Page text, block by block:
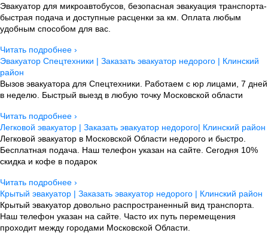
Эвакуатор для микроавтобусов, безопасная эвакуация транспорта-
быстрая подача и доступные расценки за км. Оплата любым
удобным способом для вас.
Читать подробнее ›
Эвакуатор Спецтехники | Заказать эвакуатор недорого | Клинский
район
Вызов эвакуатора для Спецтехники. Работаем с юр лицами, 7 дней
в неделю. Быстрый выезд в любую точку Московской области
Читать подробнее ›
Легковой эвакуатор | Заказать эвакуатор недорого| Клинский район
Легковой эвакуатор в Московской Области недорого и быстро.
Бесплатная подача. Наш телефон указан на сайте. Сегодня 10%
скидка и кофе в подарок
Читать подробнее ›
Крытый эвакуатор | Заказать эвакуатор недорого | Клинский район
Крытый эвакуатор довольно распространенный вид транспорта.
Наш телефон указан на сайте. Часто их путь перемещения
проходит между городами Московской Области.